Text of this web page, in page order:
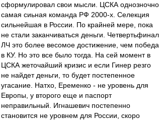
сформулировал свои мысли. ЦСКА однозночно
самая сиьная команда РФ 2000-х. Селекция
сильнейшая в России. По крайней мере, пока
не стали заканчиваться деньги. Четвертьфинал
ЛЧ это более весомое достижение, чем победа
в КУ. Но это все было тогда. На сей момент в
ЦСКА жеточайший кризис и если Гинер резго
не найдет деньги, то будет постепенное
угасание. Натхо, Еременко - не уровень для
Европы, у второго еще и паспорт
неправильный. Игнашевич постепенно
становится не уровнем для России, скоро